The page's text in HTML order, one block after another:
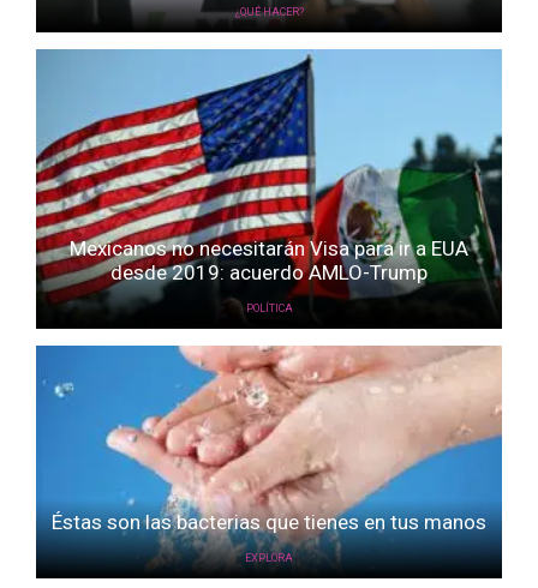
¿QUÉ HACER?
Mexicanos no necesitarán Visa para ir a EUA
desde 2019: acuerdo AMLO-Trump
POLÍTICA
Éstas son las bacterias que tienes en tus manos
EXPLORA